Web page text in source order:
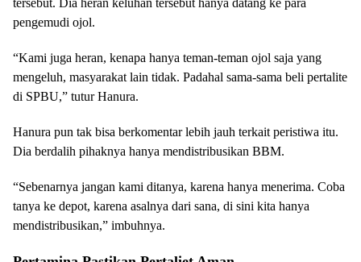
pengemudi ojol.
“Kami juga heran, kenapa hanya teman-teman ojol saja yang
mengeluh, masyarakat lain tidak. Padahal sama-sama beli pertalite
di SPBU,” tutur Hanura.
Hanura pun tak bisa berkomentar lebih jauh terkait peristiwa itu.
Dia berdalih pihaknya hanya mendistribusikan BBM.
“Sebenarnya jangan kami ditanya, karena hanya menerima. Coba
tanya ke depot, karena asalnya dari sana, di sini kita hanya
mendistribusikan,” imbuhnya.